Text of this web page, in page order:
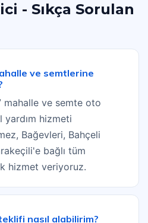
- Sıkça Sorulan
ve semtlerine
mahalle ve semte oto
yardım hizmeti
Bağevleri, Bahçeli
bağlı tüm
hizmet veriyoruz.
nasıl alabilirim?